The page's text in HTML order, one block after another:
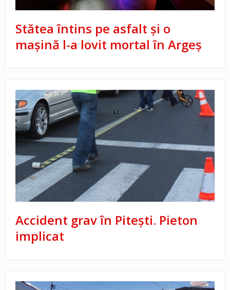
Stătea întins pe asfalt și o
mașină l-a lovit mortal în Argeș
Accident grav în Pitești. Pieton
implicat